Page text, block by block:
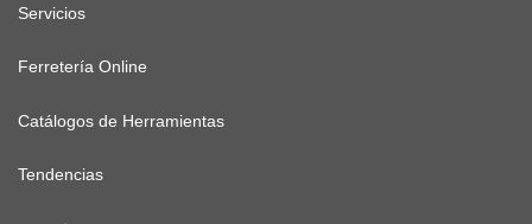
Servicios
Ferretería Online
Catálogos de Herramientas
Tendencias